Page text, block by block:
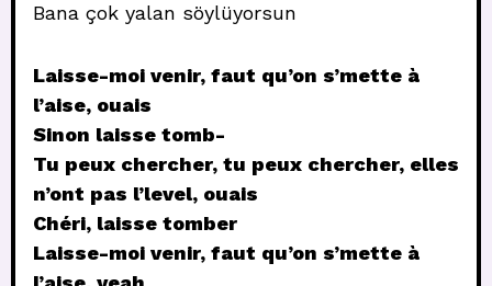
Bana çok yalan söylüyorsun
Laisse-moi venir, faut qu’on s’mette à
l’aise, ouais
Sinon laisse tomb-
Tu peux chercher, tu peux chercher, elles
n’ont pas l’level, ouais
Chéri, laisse tomber
Laisse-moi venir, faut qu’on s’mette à